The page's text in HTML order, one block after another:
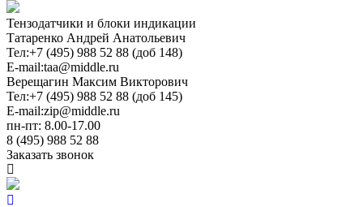
Тензодатчики и блоки индикации
Татаренко Андрей Анатольевич
Тел:+7 (495) 988 52 88 (доб 148)
E-mail:taa@middle.ru
Верещагин Максим Викторович
Тел:+7 (495) 988 52 88 (доб 145)
E-mail:zip@middle.ru
пн-пт: 8.00-17.00
8 (495) 988 52 88
Заказать звонок